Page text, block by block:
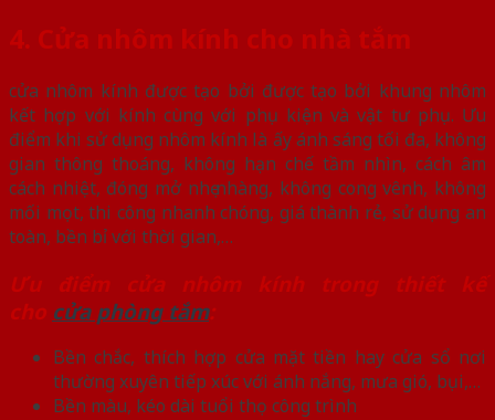
4. Cửa nhôm kính cho nhà tắm
cửa nhôm kính được tạo bởi được tạo bởi khung nhôm
kết hợp với kính cùng với phụ kiện và vật tư phụ. Ưu
điểm khi sử dụng nhôm kính là ấy ánh sáng tối đa, không
gian thông thoáng, không hạn chế tầm nhìn, cách âm
cách nhiệt, đóng mở nhẹ nhàng, không cong vênh, không
mối mọt, thi công nhanh chóng, giá thành rẻ, sử dụng an
toàn, bền bỉ với thời gian,…
Ưu điểm cửa nhôm kính trong thiết kế
cho cửa phòng tắm:
Bền chắc, thích hợp cửa mặt tiền hay cửa sổ nơi
thường xuyên tiếp xúc với ánh nắng, mưa gió, bụi,…
Bền màu, kéo dài tuổi thọ công trình